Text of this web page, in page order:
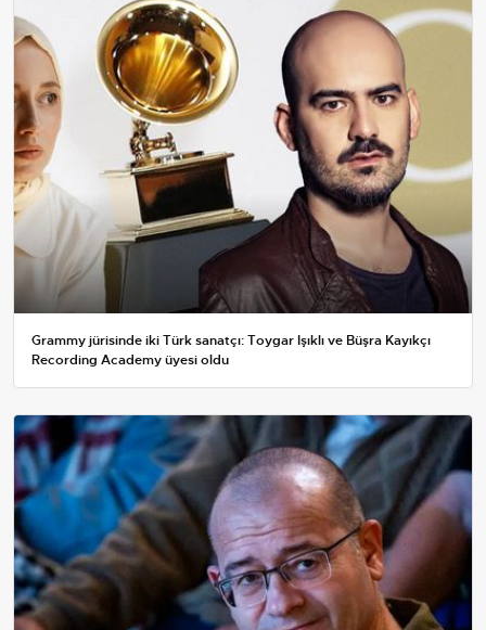
Grammy jürisinde iki Türk sanatçı: Toygar Işıklı ve Büşra Kayıkçı
Recording Academy üyesi oldu